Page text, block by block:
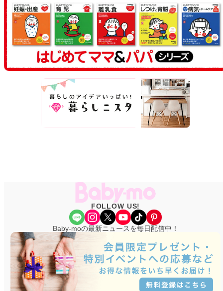
FOLLOW US!
Share Icon Instagram X YouTube TikTok Pinterest
Baby-moの最新ニュースを毎日配信中！